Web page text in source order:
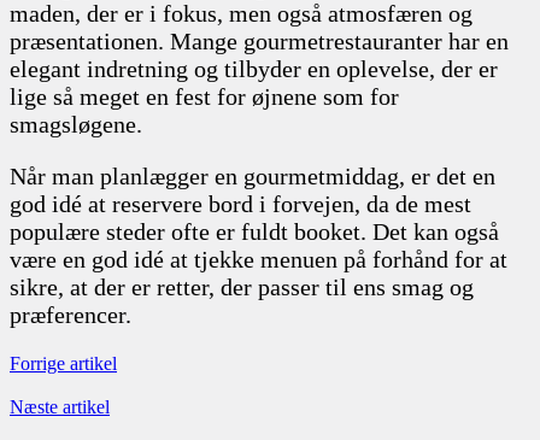
maden, der er i fokus, men også atmosfæren og
præsentationen. Mange gourmetrestauranter har en
elegant indretning og tilbyder en oplevelse, der er
lige så meget en fest for øjnene som for
smagsløgene.
Når man planlægger en gourmetmiddag, er det en
god idé at reservere bord i forvejen, da de mest
populære steder ofte er fuldt booket. Det kan også
være en god idé at tjekke menuen på forhånd for at
sikre, at der er retter, der passer til ens smag og
præferencer.
Forrige artikel
Næste artikel